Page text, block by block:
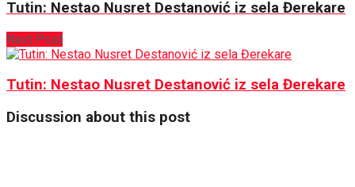
Tutin: Nestao Nusret Destanović iz sela Đerekare
Next Post
Tutin: Nestao Nusret Destanović iz sela Đerekare
Discussion about this post